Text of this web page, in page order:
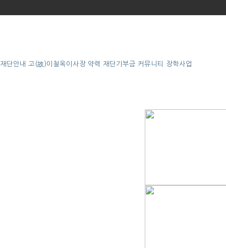
재단안내 고(故)이철옥이사장 약력 재단기부금 커뮤니티 장학사업